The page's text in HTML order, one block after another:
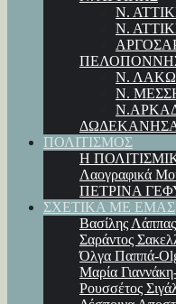
Ν.
Ν.
Ν.
Ν.
ΠΟΛΙΤΙΣΜΟΣ
Η
Λαογραφικά
ΠΕΤΡΙΝΑ
ΣΧΕΤΙΚΑ ΜΕ ΕΜΑΣ
Βασίλης
Σαράντος
Όλγα Παππά-
Μαρία
Ρουσσέτος